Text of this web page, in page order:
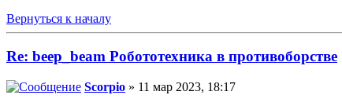
Вернуться к началу
Re: beep_beam Робототехника в противоборстве
Scorpio » 11 мар 2023, 18:17